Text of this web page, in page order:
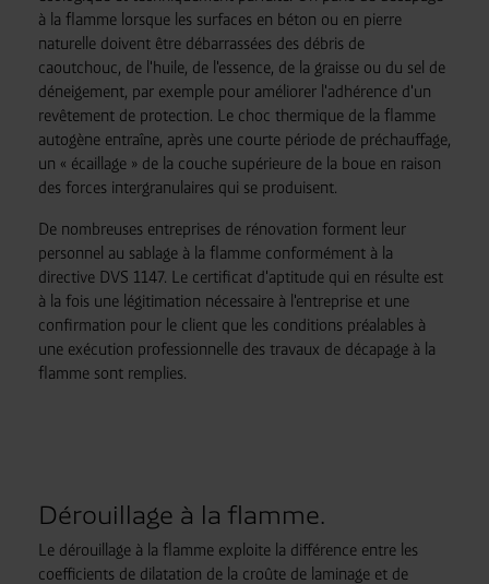
dans le pied de page du site.
à la flamme lorsque les surfaces en béton ou en pierre
naturelle doivent être débarrassées des débris de
caoutchouc, de l'huile, de l'essence, de la graisse ou du sel de
déneigement, par exemple pour améliorer l'adhérence d'un
revêtement de protection. Le choc thermique de la flamme
autogène entraîne, après une courte période de préchauffage,
un « écaillage » de la couche supérieure de la boue en raison
des forces intergranulaires qui se produisent.
De nombreuses entreprises de rénovation forment leur
personnel au sablage à la flamme conformément à la
directive DVS 1147. Le certificat d'aptitude qui en résulte est
à la fois une légitimation nécessaire à l'entreprise et une
confirmation pour le client que les conditions préalables à
une exécution professionnelle des travaux de décapage à la
flamme sont remplies.
Dérouillage à la flamme.
Le dérouillage à la flamme exploite la différence entre les
coefficients de dilatation de la croûte de laminage et de